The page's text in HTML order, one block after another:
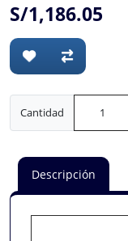
S/1,186.05
Cantidad
Descripción